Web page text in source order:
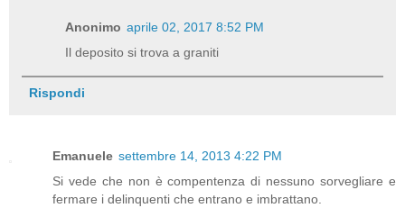
Anonimo aprile 02, 2017 8:52 PM
Il deposito si trova a graniti
Rispondi
Emanuele settembre 14, 2013 4:22 PM
Si vede che non è compentenza di nessuno sorvegliare e
fermare i delinquenti che entrano e imbrattano.